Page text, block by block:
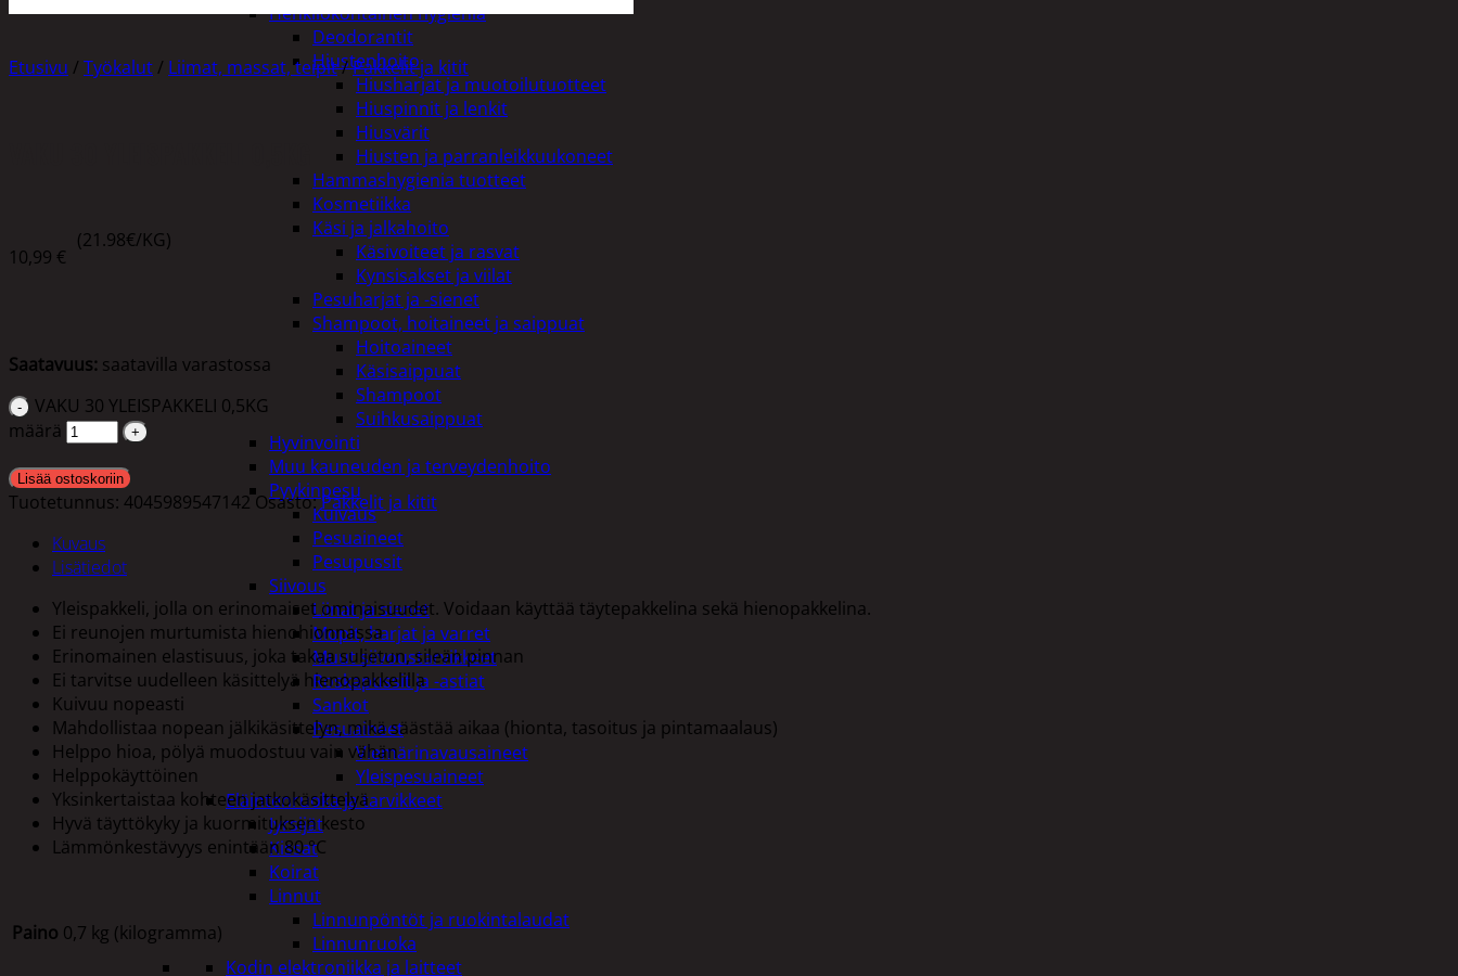
Henkilökohtainen hygienia
Deodorantit
Hiustenhoito
Hiusharjat ja muotoilutuotteet
Hiuspinnit ja lenkit
Hiusvärit
Hiusten ja parranleikkuukoneet
Hammashygienia tuotteet
Kosmetiikka
Käsi ja jalkahoito
Käsivoiteet ja rasvat
Kynsisakset ja viilat
Pesuharjat ja -sienet
Shampoot, hoitaineet ja saippuat
Hoitoaineet
Käsisaippuat
Shampoot
Suihkusaippuat
Hyvinvointi
Muu kauneuden ja terveydenhoito
Pyykinpesu
Kuivaus
Pesuaineet
Pesupussit
Siivous
Liinat ja sienet
Mopit, harjat ja varret
Muut siivoustarvikkeet
Roskapussit ja -astiat
Sankot
Pesuaineet
Viemärinavausaineet
Yleispesuaineet
Eläintenruoka ja tarvikkeet
Jyrsijät
Kissat
Koirat
Linnut
Linnunpöntöt ja ruokintalaudat
Linnunruoka
Kodin elektroniikka ja laitteet
Etusivu / Työkalut / Liimat, massat, teipit/Pakkelit ja kitit
10,99 €
(21.98€/KG)
Saatavuus: saatavilla varastossa
VAKU 30 YLEISPAKKELI 0,5KG
määrä
Lisää ostoskoriin
Tuotetunnus: 4045989547142Osasto:Pakkelit ja kitit
Kuvaus
Lisätiedot
Yleispakkeli, jolla on erinomaiset ominaisuudet. Voidaan käyttää täytepakkelina sekä hienopakkelina.
Ei reunojen murtumista hienohionnassa
Erinomainen elastisuus, joka takaa suljetun, sileän pinnan
Ei tarvitse uudelleen käsittelyä hienopakkelilla
Kuivuu nopeasti
Mahdollistaa nopean jälkikäsittelyn, mikä säästää aikaa (hionta, tasoitus ja pintamaalaus)
Helppo hioa, pölyä muodostuu vain vähän
Helppokäyttöinen
Yksinkertaistaa kohteen jatkokäsittelyä
Hyvä täyttökyky ja kuormituksen kesto
Lämmönkestävyys enintään 80 °C
Paino 0,7 kg (kilogramma)